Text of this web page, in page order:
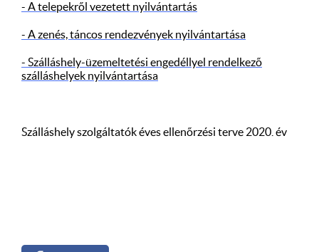
- A telepekről vezetett nyilvántartás
- A zenés, táncos rendezvények nyilvántartása
- Szálláshely-üzemeltetési engedéllyel rendelkező
szálláshelyek nyilvántartása
Szálláshely szolgáltatók éves ellenőrzési terve 2020. év